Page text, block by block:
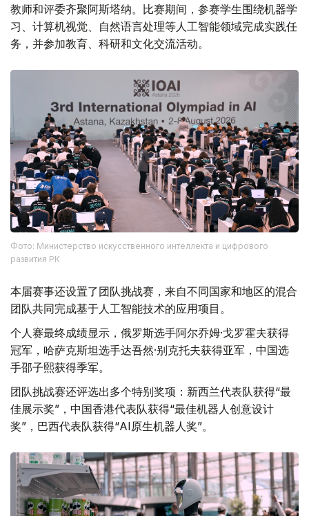
教师和评委齐聚阿斯塔纳。比赛期间，参赛学生围绕机器学
习、计算机视觉、自然语言处理等人工智能领域完成实践任
务，并参加教育、科研和文化交流活动。
Фото: Министерство искусственного интеллекта и цифрового
развития РК
本届赛事还设置了团队挑战赛，来自不同国家和地区的混合
团队共同完成基于人工智能技术的应用项目。
个人赛最终成绩显示，俄罗斯选手阿尔乔姆·戈罗霍夫获得
冠军，哈萨克斯坦选手达吾然·别克托夫获得亚军，中国选
手邵子熙获得季军。
团队挑战赛还评选出多个特别奖项：新西兰代表队获得“最
佳展示奖”，中国香港代表队获得“最佳机器人创意设计
奖”，巴西代表队获得“AI原生机器人奖”。